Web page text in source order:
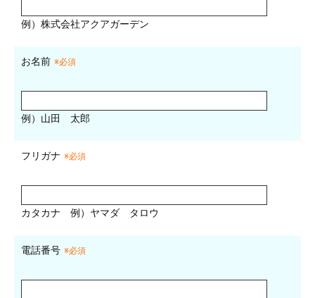
例）株式会社アクアガーデン
お名前 ※必須
例）山田 太郎
フリガナ ※必須
カタカナ 例）ヤマダ タロウ
電話番号 ※必須